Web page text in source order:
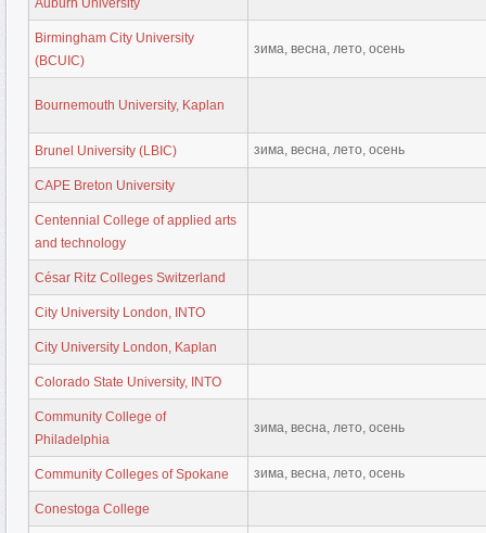
Auburn University
Birmingham City University
(BCUIC)
зима, весна, лето, осень
Bournemouth University, Kaplan
Brunel University (LBIC) зима, весна, лето, осень
CAPE Breton University
Centennial College of applied arts
and technology
César Ritz Colleges Switzerland
City University London, INTO
City University London, Kaplan
Colorado State University, INTO
Community College of
Philadelphia
зима, весна, лето, осень
Community Colleges of Spokane зима, весна, лето, осень
Conestoga College